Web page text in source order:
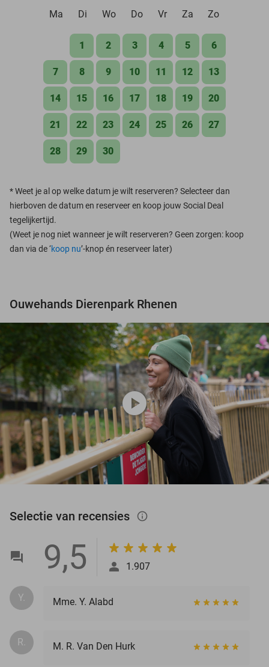
Ma
Di Wo Do Vr Za Zo
1 2 3 4 5 6
7 8 9 10 11 12 13
14 15 16 17 18 19 20
21 22 23 24 25 26 27
28 29 30
*Weet je al op welke datum je wilt reserveren? Selecteer dan
hierboven de datum en reserveer en koop jouw Social Deal
tegelijkertijd.
(Weet je nog niet wanneer je wilt reserveren? Geen zorgen: koop
dan via de ‘koop nu’-knop én reserveer later)
Ouwehands Dierenpark Rhenen
play_circle
Selectie van recensies info_outlined
9,5 1.907
Y. Mme. Y. Alabd
R. M. R. Van Den Hurk